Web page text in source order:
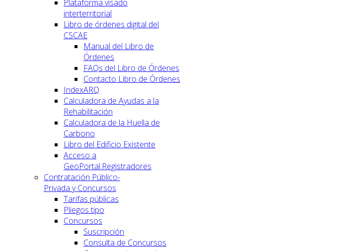
Plataforma visado
interterritorial
Libro de órdenes digital del
CSCAE
Manual del Libro de
Órdenes
FAQs del Libro de Órdenes
Contacto Libro de Órdenes
IndexARQ
Calculadora de Ayudas a la
Rehabilitación
Calculadora de la Huella de
Carbono
Libro del Edificio Existente
Acceso a
GeoPortal.Registradores
Contratación Público-
Privada y Concursos
Tarifas públicas
Pliegos tipo
Concursos
Suscripción
Consulta de Concursos